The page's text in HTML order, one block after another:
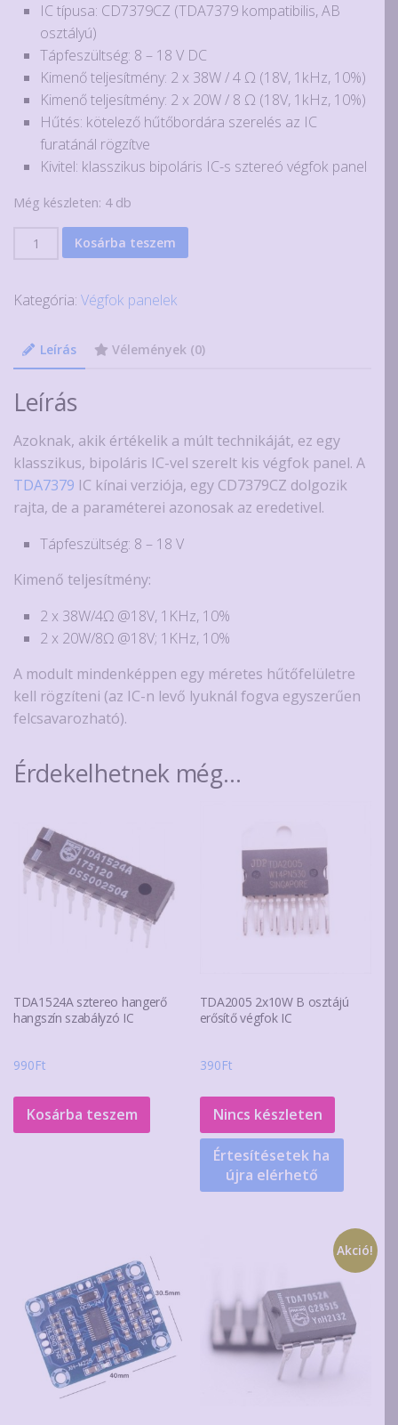
IC típusa: CD7379CZ (TDA7379 kompatibilis, AB
osztályú)
Tápfeszültség: 8 – 18 V DC
Kimenő teljesítmény: 2 x 38W / 4 Ω (18V, 1kHz, 10%)
Kimenő teljesítmény: 2 x 20W / 8 Ω (18V, 1kHz, 10%)
Hűtés: kötelező hűtőbordára szerelés az IC
furatánál rögzítve
Kivitel: klasszikus bipoláris IC-s sztereó végfok panel
Még készleten: 4 db
Klasszikus
2x38W-
erősítő
modul
mennyiség
Kosárba teszem
Kategória: Végfok panelek
Leírás Vélemények (0)
Leírás
Azoknak, akik értékelik a múlt technikáját, ez egy
klasszikus, bipoláris IC-vel szerelt kis végfok panel. A
TDA7379 IC kínai verziója, egy CD7379CZ dolgozik
rajta, de a paraméterei azonosak az eredetivel.
Tápfeszültség: 8 – 18 V
Kimenő teljesítmény:
2 x 38W/4Ω @18V, 1KHz, 10%
2 x 20W/8Ω @18V; 1KHz, 10%
A modult mindenképpen egy méretes hűtőfelületre
kell rögzíteni (az IC-n levő lyuknál fogva egyszerűen
felcsavarozható).
Érdekelhetnek még…
TDA1524A sztereo hangerő
hangszín szabályzó IC
990Ft
Kosárba teszem
TDA2005 2x10W B osztájú
erősítő végfok IC
390Ft
Nincs készleten
Értesítésetek ha
újra elérhető
Akció!